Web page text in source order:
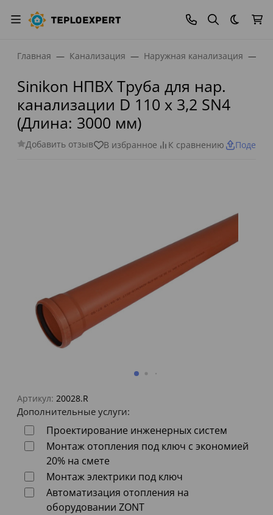
Темная
Главная Канализация Наружная канализация
Sinikon НПВХ Труба для нар.
канализации D 110 x 3,2 SN4
(Длина: 3000 мм)
Добавить отзыв В избранное К сравнению
Артикул: 20028.R
Дополнительные услуги:
Проектирование инженерных систем
Монтаж отопления под ключ с экономией
20% на смете
Монтаж электрики под ключ
Автоматизация отопления на
оборудовании ZONT